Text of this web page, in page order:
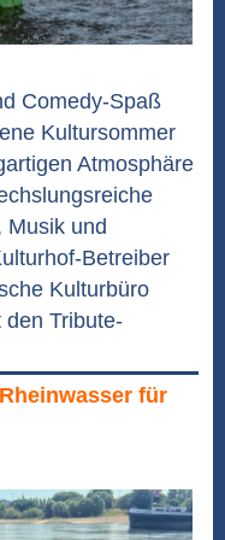
Comedy-Spaß
Kultursommer
Atmosphäre
Musik und
Betreiber
Kulturbüro
Tribute-
für